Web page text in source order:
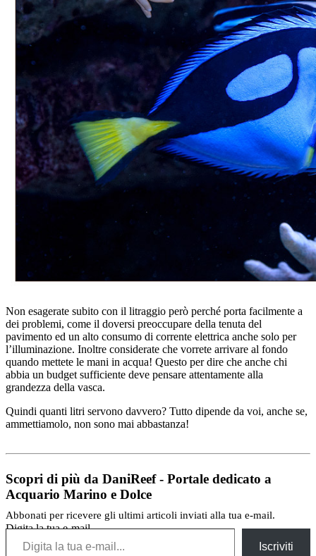
Non esagerate subito con il litraggio però perché porta facilmente a
dei problemi, come il doversi preoccupare della tenuta del
pavimento ed un alto consumo di corrente elettrica anche solo per
l’illuminazione. Inoltre considerate che vorrete arrivare al fondo
quando mettete le mani in acqua! Questo per dire che anche chi
abbia un budget sufficiente deve pensare attentamente alla
grandezza della vasca.
Quindi quanti litri servono davvero? Tutto dipende da voi, anche se,
ammettiamolo, non sono mai abbastanza!
Scopri di più da DaniReef - Portale dedicato a
Acquario Marino e Dolce
Abbonati per ricevere gli ultimi articoli inviati alla tua e-mail.
Digita la tua e-mail...
Iscriviti